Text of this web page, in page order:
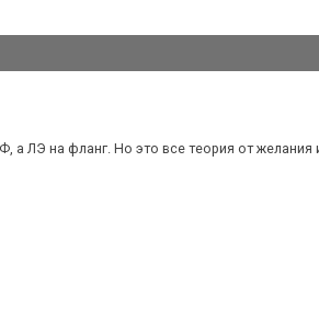
а ЛЭ на фланг. Но это все теория от желания